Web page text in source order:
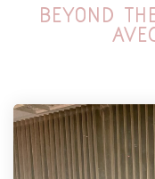
Beyond